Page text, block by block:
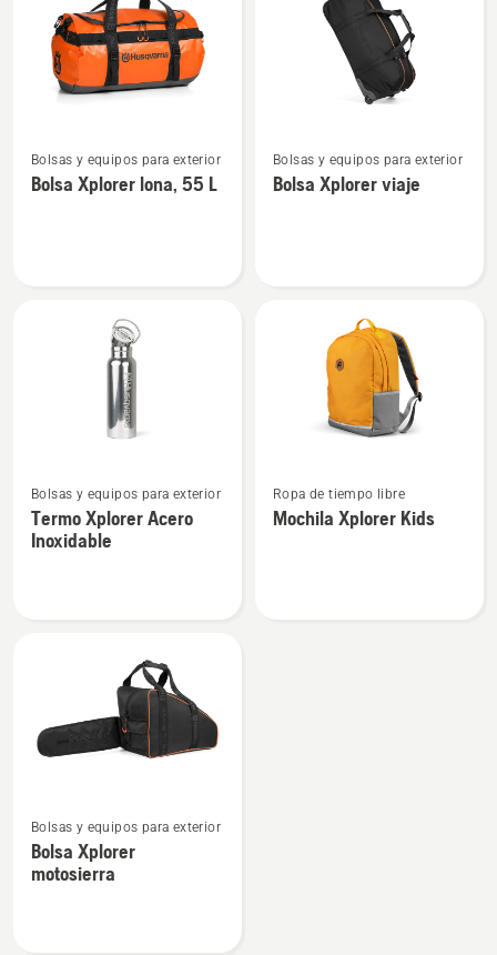
más
detalles
Bolsas y equipos para exterior
Bolsa Xplorer lona, 55 L
más
detalles
Bolsas y equipos para exterior
Bolsa Xplorer viaje
más
detalles
sobre
Bolsas y equipos para exterior
Termo Xplorer Acero
Inoxidable
más
detalles
Ropa de tiempo libre
Mochila Xplorer Kids
más
detalles
sobre
Bolsas y equipos para exterior
Bolsa Xplorer
motosierra